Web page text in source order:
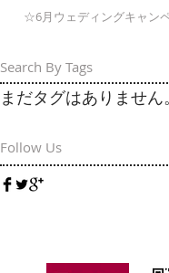
Search By Tags
☆6月ウェディングキャンペ
まだタグはありません。
Follow Us